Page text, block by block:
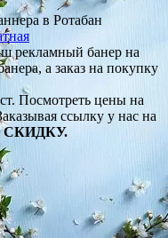
в Ротабан
рекламный банер на
а заказ на покупку
Посмотреть цены на
ссылку у нас на
СКИДКУ.